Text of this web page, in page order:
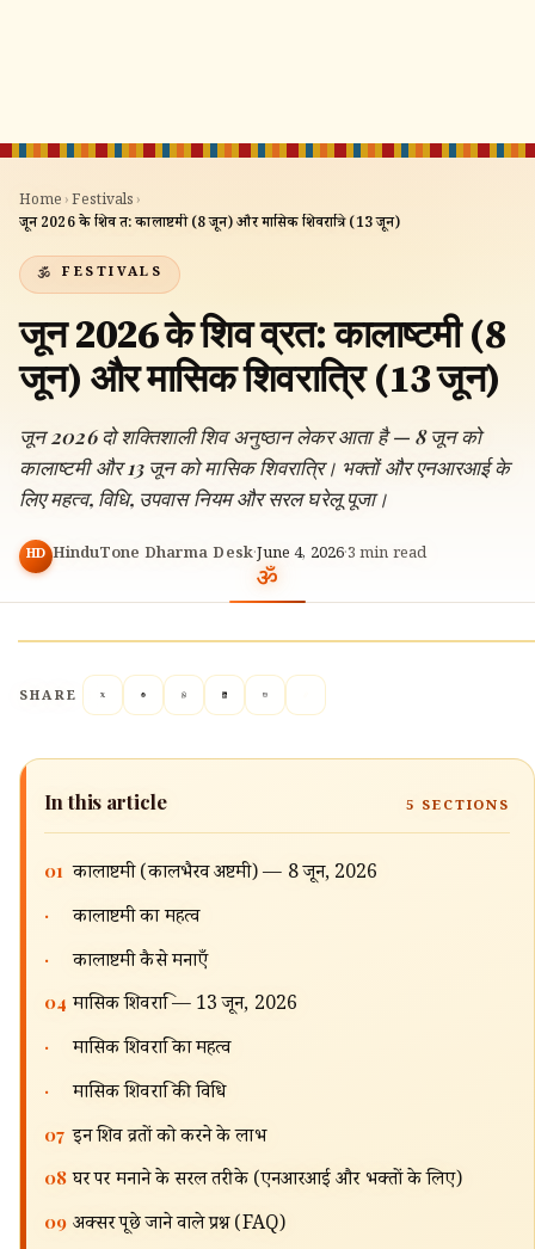
🔍
Home ›Festivals ›
जून 2026 के शिव व्रत: कालाष्टमी (8 जून) और मासिक शिवरात्रि (13 जून)
FESTIVALS
जून 2026 के शिव व्रत: कालाष्टमी (8
जून) और मासिक शिवरात्रि (13 जून)
जून 2026 दो शक्तिशाली शिव अनुष्ठान लेकर आता है — 8 जून को
कालाष्टमी और 13 जून को मासिक शिवरात्रि। भक्तों और एनआरआई के
लिए महत्व, विधि, उपवास नियम और सरल घरेलू पूजा।
HD HinduTone Dharma Desk·June 4, 2026·3 min read
SHARE
In this article 5 SECTIONS
01 कालाष्टमी (कालभैरव अष्टमी) — 8 जून, 2026
· कालाष्टमी का महत्व
· कालाष्टमी कैसे मनाएँ
04 मासिक शिवरात्रि — 13 जून, 2026
· मासिक शिवरात्रि का महत्व
· मासिक शिवरात्रि की विधि
07 इन शिव व्रतों को करने के लाभ
08 घर पर मनाने के सरल तरीके (एनआरआई और भक्तों के लिए)
09 अक्सर पूछे जाने वाले प्रश्न (FAQ)